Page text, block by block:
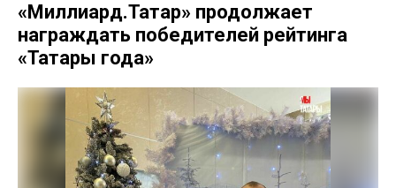
«Миллиард.Татар» продолжает
награждать победителей рейтинга
«Татары года»